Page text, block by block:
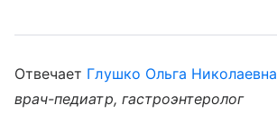
Отвечает Глушко Ольга Николаевна
врач-педиатр, гастроэнтеролог